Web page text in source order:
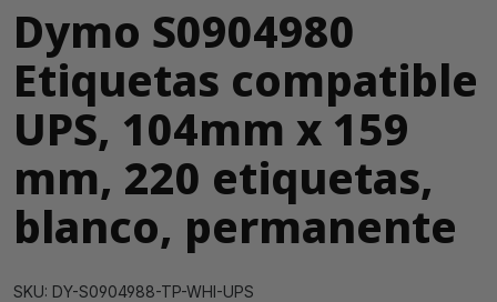
Dymo S0904980
Etiquetas compatible
UPS, 104mm x 159
mm, 220 etiquetas,
blanco, permanente
SKU: DY-S0904988-TP-WHI-UPS